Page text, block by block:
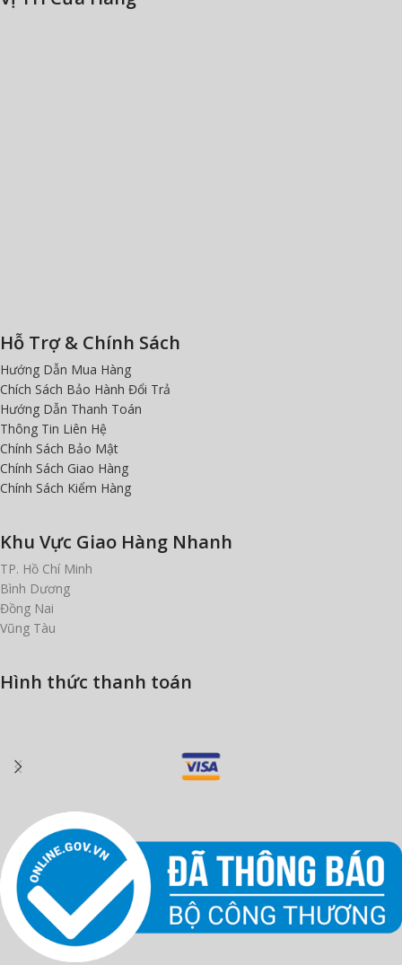
Hỗ Trợ & Chính Sách
Hướng Dẫn Mua Hàng
Chích Sách Bảo Hành Đổi Trả
Hướng Dẫn Thanh Toán
Thông Tin Liên Hệ
Chính Sách Bảo Mật
Chính Sách Giao Hàng
Chính Sách Kiểm Hàng
Khu Vực Giao Hàng Nhanh
TP. Hồ Chí Minh
Bình Dương
Đồng Nai
Vũng Tàu
Hình thức thanh toán